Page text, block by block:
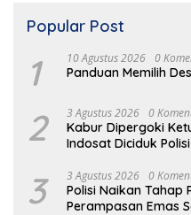
Popular Post
1 10 Agustus 2026 0
Panduan Memilih
2 3 Agustus 2026 0
Kabur Dipergoki
Indosat Diciduk Polisi
3 3 Agustus 2026 0
Polisi Naikan Tahap
Perampasan Emas